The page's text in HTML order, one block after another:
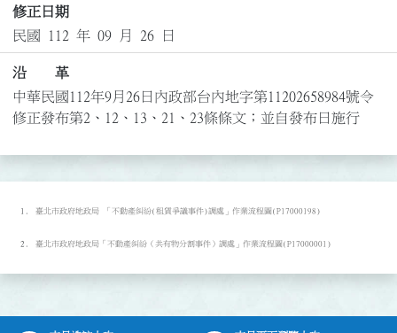
修正日期
民國 112 年 09 月 26 日
沿 革
中華民國112年9月26日內政部台內地字第11202658984號令
修正發布第2、12、13、21、23條條文；並自發布日施行
臺北市政府地政局 「不動產糾紛(租賃爭議事件)調處」作業流程圖(P17000198)
臺北市政府地政局「不動產糾紛（共有物分割事件）調處」作業流程圖(P17000001)